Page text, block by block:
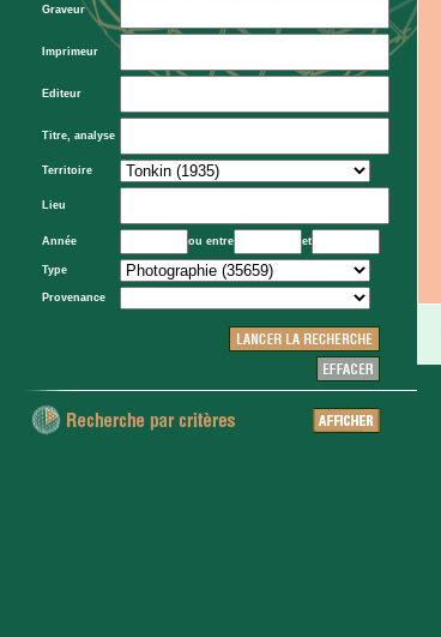
Graveur
Imprimeur
Editeur
Titre, analyse
Territoire
Lieu
Année ou entre et
Type
Provenance